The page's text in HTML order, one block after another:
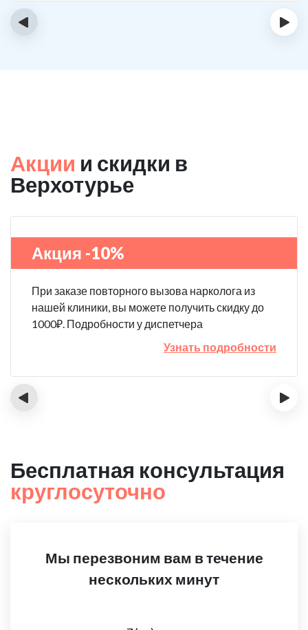
‹ ›
Акции и скидки в
Верхотурье
Акция -10%
При заказе повторного вызова нарколога из
нашей клиники, вы можете получить скидку до
1000₽. Подробности у диспетчера
Узнать подробности
‹ ›
Бесплатная консультация
круглосуточно
Мы перезвоним вам в течение
нескольких минут